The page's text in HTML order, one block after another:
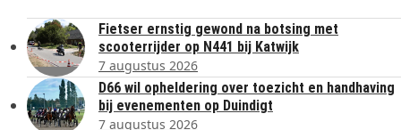
Fietser ernstig gewond na botsing met
scooterrijder op N441 bij Katwijk
7 augustus 2026
D66 wil opheldering over toezicht en handhaving
bij evenementen op Duindigt
7 augustus 2026